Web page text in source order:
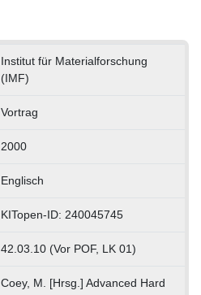
Institut für Materialforschung
(IMF)
Vortrag
2000
Englisch
KITopen-ID: 240045745
42.03.10 (Vor POF, LK 01)
Coey, M. [Hrsg.] Advanced Hard